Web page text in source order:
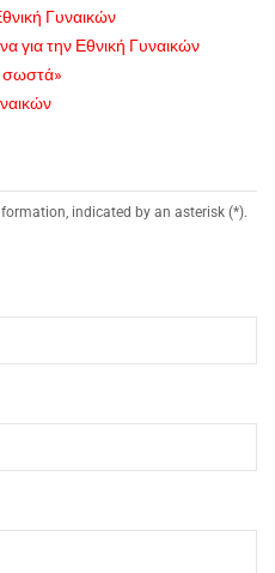
Γυναικών
για την Εθνική Γυναικών
σωστά»
indicated by an asterisk (*).